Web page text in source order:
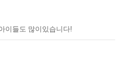
이들도 많이있습니다!